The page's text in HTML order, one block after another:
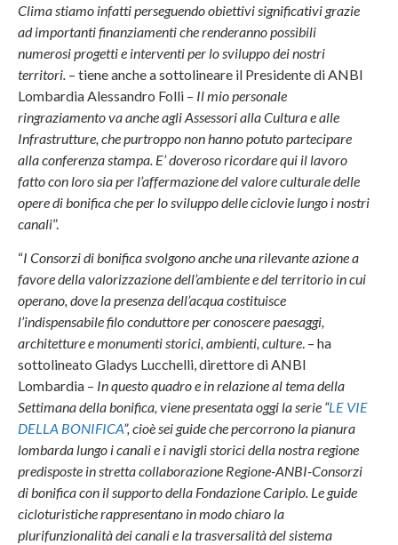
Clima stiamo infatti perseguendo obiettivi significativi grazie
ad importanti finanziamenti che renderanno possibili
numerosi progetti e interventi per lo sviluppo dei nostri
territori. – tiene anche a sottolineare il Presidente di ANBI
Lombardia Alessandro Folli – Il mio personale
ringraziamento va anche agli Assessori alla Culturae alle
Infrastrutture, che purtroppo non hanno potuto partecipare
alla conferenza stampa. E’ doveroso ricordare qui il lavoro
fatto con loro sia per l’affermazione del valore culturale delle
opere di bonifica che per lo sviluppo delle ciclovie lungo i nostri
canali”.
“I Consorzi di bonifica svolgono anche una rilevante azione a
favore della valorizzazione dell’ambiente e del territorio in cui
operano, dove la presenza dell’acqua costituisce
l’indispensabile filo conduttore per conoscere paesaggi,
architetture e monumenti storici, ambienti, culture. – ha
sottolineato Gladys Lucchelli, direttore di ANBI
Lombardia – In questo quadro e in relazione al tema della
Settimana della bonifica, viene presentata oggi laserie “LE VIE
DELLA BONIFICA”, cioè sei guide che percorrono la pianura
lombarda lungo i canali e i navigli storici della nostra regione
predisposte in stretta collaborazione Regione-ANBI-Consorzi
di bonifica con il supporto della Fondazione Cariplo. Le guide
cicloturistiche rappresentano in modo chiaro la
plurifunzionalità dei canali e la trasversalità del sistema